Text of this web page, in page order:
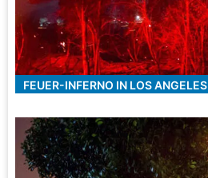
FEUER-INFERNO IN LOS ANGELES